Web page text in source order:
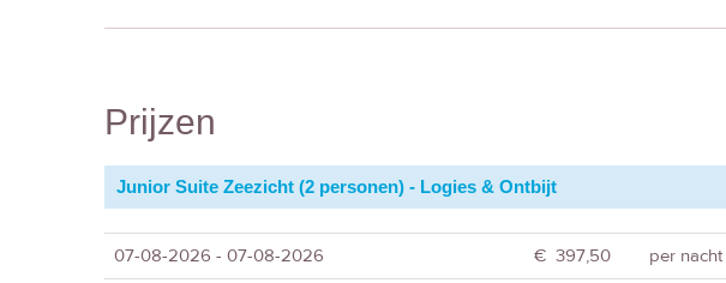
Prijzen
Junior Suite Zeezicht (2 personen) - Logies & Ontbijt
07-08-2026 - 07-08-2026 € 397,50
per nacht